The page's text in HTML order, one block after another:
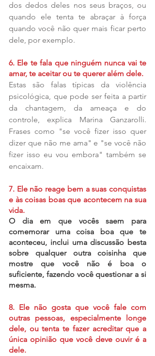
dos dedos deles nos seus braços, ou
quando ele tenta te abraçar à força
quando você não quer mais ficar perto
dele, por exemplo.
6. Ele te fala que ninguém nunca vai te
amar, te aceitar ou te querer além dele.
Estas são falas típicas da violência
psicológica, que pode ser feita a partir
da chantagem, da ameaça e do
controle, explica Marina Ganzarolli.
Frases como "se você fizer isso quer
dizer que não me ama" e "se você não
fizer isso eu vou embora" também se
encaixam.
7. Ele não reage bem a suas conquistas
e às coisas boas que acontecem na sua
vida.
O dia em que vocês saem para
comemorar uma coisa boa que te
aconteceu, inclui uma discussão besta
sobre qualquer outra coisinha que
mostre que você não é boa o
suficiente, fazendo você questionar a si
mesma.
8. Ele não gosta que você fale com
outras pessoas, especialmente longe
dele, ou tenta te fazer acreditar que a
única opinião que você deve ouvir é a
dele.